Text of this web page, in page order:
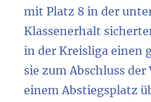
mit Platz 8 in der
Klassenerhalt
in der Kreisliga einen
sie zum Abschluss
einem Abstiegsplatz